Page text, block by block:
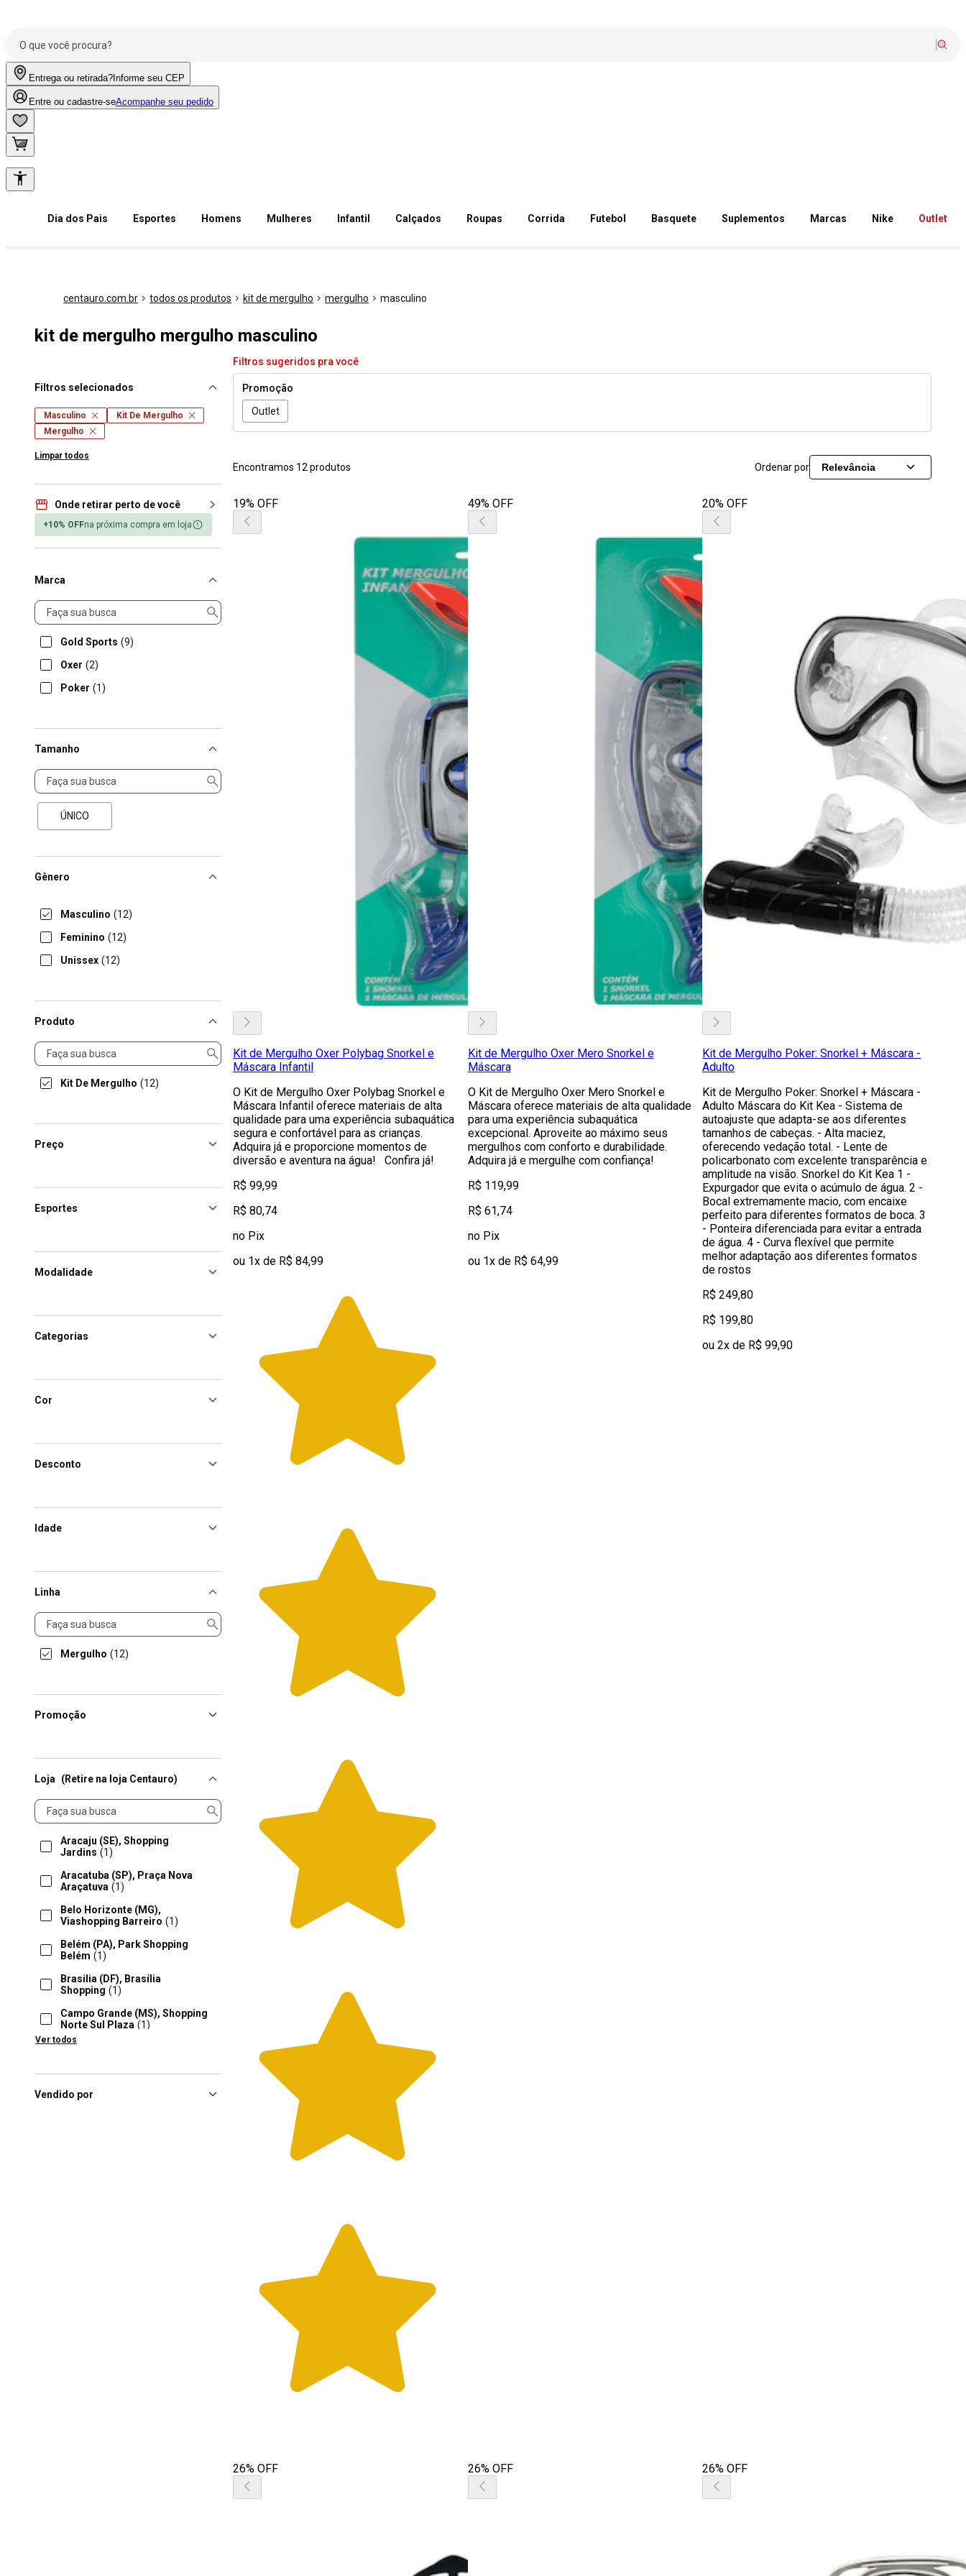
Entrega ou retirada? Informe seu CEP
Entre ou cadastre-seAcompanhe seu pedido
Dia dos Pais Esportes Homens Mulheres Infantil Calçados Roupas Corrida Futebol Basquete Suplementos Marcas Nike Outlet
centauro.com.br todos os produtos kit de mergulho mergulho masculino
kit de mergulho mergulho masculino
Filtros selecionados
Masculino
Kit De Mergulho
Mergulho
Limpar todos
Onde retirar perto de você
+10% OFFna próxima compra em loja
Marca
Marca
Gold Sports (9)
Oxer (2)
Poker (1)
Tamanho
Tamanho
ÚNICO
Gênero
Masculino (12)
Feminino (12)
Unissex (12)
Produto
Produto
Kit De Mergulho (12)
Preço
Esportes
Modalidade
Categorias
Cor
Desconto
Idade
Linha
Linha
Mergulho (12)
Promoção
Loja (Retire na loja Centauro)
Loja
Aracaju (SE), Shopping
Jardins (1)
Aracatuba (SP), Praça Nova
Araçatuva (1)
Belo Horizonte (MG),
Viashopping Barreiro (1)
Belém (PA), Park Shopping
Belém (1)
Brasilia (DF), Brasília
Shopping (1)
Campo Grande (MS), Shopping
Norte Sul Plaza (1)
Caxias Do Sul (RS), Shopping
Shopping
Ver todos
Vendido por
Filtros sugeridos pra você
Promoção
Outlet
Encontramos 12 produtos Ordenar por Relevância
19% OFF
Kit de Mergulho Oxer Polybag Snorkel e
Máscara Infantil
O Kit de Mergulho Oxer Polybag Snorkel e
Máscara Infantil oferece materiais de alta
qualidade para uma experiência subaquática
segura e confortável para as crianças.
Adquira já e proporcione momentos de
diversão e aventura na água! Confira já!
R$ 99,99
R$ 80,74
no Pix
ou 1x de R$ 84,99
49% OFF
Kit de Mergulho Oxer Mero Snorkel e
Máscara
O Kit de Mergulho Oxer Mero Snorkel e
Máscara oferece materiais de alta qualidade
para uma experiência subaquática
excepcional. Aproveite ao máximo seus
mergulhos com conforto e durabilidade.
Adquira já e mergulhe com confiança!
R$ 119,99
R$ 61,74
no Pix
ou 1x de R$ 64,99
20% OFF
Kit de Mergulho Poker: Snorkel + Máscara -
Adulto
Kit de Mergulho Poker: Snorkel + Máscara -
Adulto Máscara do Kit Kea - Sistema de
autoajuste que adapta-se aos diferentes
tamanhos de cabeças. - Alta maciez,
oferecendo vedação total. - Lente de
policarbonato com excelente transparência e
amplitude na visão. Snorkel do Kit Kea 1 -
Expurgador que evita o acúmulo de água. 2 -
Bocal extremamente macio, com encaixe
perfeito para diferentes formatos de boca. 3
- Ponteira diferenciada para evitar a entrada
de água. 4 - Curva flexível que permite
melhor adaptação aos diferentes formatos
de rostos
R$ 249,80
R$ 199,80
ou 2x de R$ 99,90
26% OFF 26% OFF 26% OFF